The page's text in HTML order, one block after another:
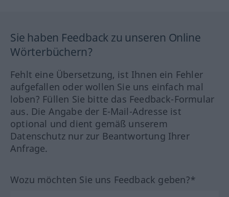
Sie haben Feedback zu unseren Online
Wörterbüchern?
Fehlt eine Übersetzung, ist Ihnen ein Fehler
aufgefallen oder wollen Sie uns einfach mal
loben? Füllen Sie bitte das Feedback-Formular
aus. Die Angabe der E-Mail-Adresse ist
optional und dient gemäß unserem
Datenschutz nur zur Beantwortung Ihrer
Anfrage.
Wozu möchten Sie uns Feedback geben?*